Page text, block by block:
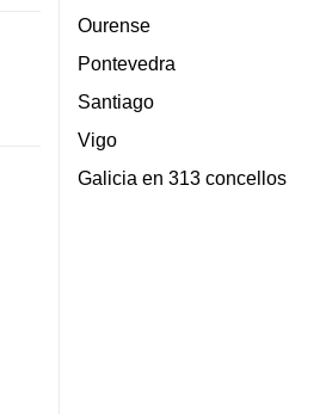
Ourense
Pontevedra
Santiago
Vigo
Galicia en 313 concellos